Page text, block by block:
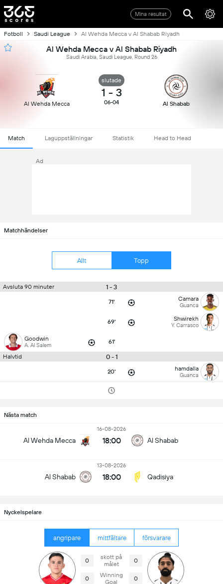
Mina resultat
Fotboll Saudi League Al Wehda Mecca v Al Shabab Riyadh
Al Wehda Mecca v Al Shabab Riyadh
Saudi Arabia, Saudi League, Round 26
Al Wehda Mecca
slutade
1 - 3
06-04 Al Shabab
Match Laguppställningar Statistik Head to Head
Ad
Matchhändelser
Allt Topp
Avsluta 90 minuter 1 - 3
71' Camara
Guanca
69' Shwirekh
Y. Carrasco
Goodwin
A. Al Salem 61'
Halvtid 0 - 1
20' hamdalla
Guanca
Nästa match
Al Wehda Mecca
16-08-2026
18:00 Al Shabab
Al Shabab
13-08-2026
18:00 Qadisiya
Nyckelspelare
angripare mittfältare försvarare
0
skott på
målet
0
0
Winning
Goal
0